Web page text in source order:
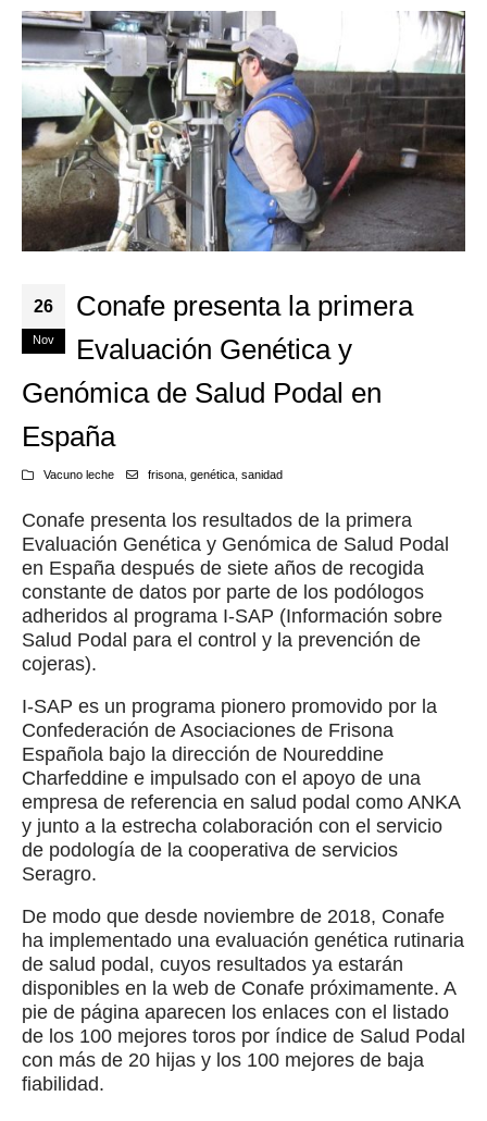
26
Nov
Conafe presenta la primera
Evaluación Genética y
Genómica de Salud Podal en
España
Vacuno leche frisona, genética, sanidad
Conafe presenta los resultados de la primera
Evaluación Genética y Genómica de Salud Podal
en España después de siete años de recogida
constante de datos por parte de los podólogos
adheridos al programa I-SAP (Información sobre
Salud Podal para el control y la prevención de
cojeras).
I-SAP es un programa pionero promovido por la
Confederación de Asociaciones de Frisona
Española bajo la dirección de Noureddine
Charfeddine e impulsado con el apoyo de una
empresa de referencia en salud podal como ANKA
y junto a la estrecha colaboración con el servicio
de podología de la cooperativa de servicios
Seragro.
De modo que desde noviembre de 2018, Conafe
ha implementado una evaluación genética rutinaria
de salud podal, cuyos resultados ya estarán
disponibles en la web de Conafe próximamente. A
pie de página aparecen los enlaces con el listado
de los 100 mejores toros por índice de Salud Podal
con más de 20 hijas y los 100 mejores de baja
fiabilidad.